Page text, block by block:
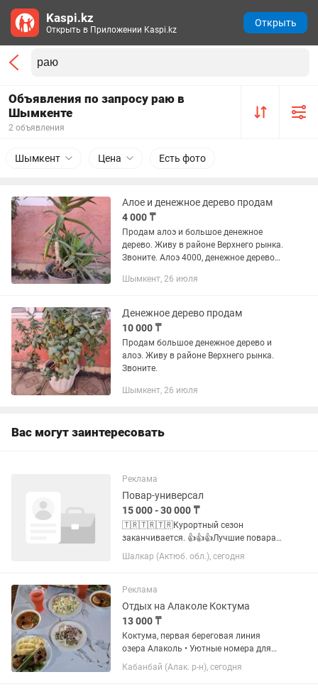
Объявления по запросу раю в
Шымкенте
2 объявления
Шымкент Цена Есть фото
Алое и денежное дерево продам
4 000 ₸
Продам алоэ и большое денежное
дерево. Живу в районе Верхнего рынка.
Звоните. Алоэ 4000, денежное дерево
Шымкент, 26 июля
Денежное дерево продам
10 000 ₸
Продам большое денежное дерево и
алоэ. Живу в районе Верхнего рынка.
Звоните.
Шымкент, 26 июля
Вас могут заинтересовать
Реклама
Повар-универсал
15 000 - 30 000 ₸
🇹🇷🇹🇷🇹🇷Курортный сезон
заканчивается. 👍👍👍Лучшие повара
ищут новую команду. Если вы
универсальный повар знающий
Значит наша команда ищет именно
вас. Мы находимся в...
Шалкар (Актюб. обл.), сегодня
Реклама
Отдых на Алаколе Коктума
13 000 ₸
Коктума, первая береговая линия
озера Алаколь • Уютные номера для
семейного отдыха. • Территория
утопает в зелени, поэтому даже летом
Кабанбай (Алак. р-н), сегодня
Kaspi.kz
Открыть в Приложении Kaspi.kz
Открыть